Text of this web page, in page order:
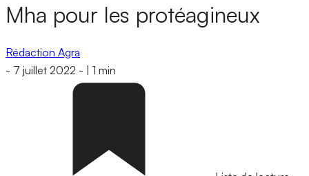
Mha pour les protéagineux
Rédaction Agra
- 7 juillet 2022 - 1 min